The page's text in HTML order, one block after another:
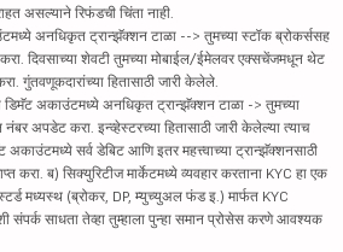
असल्याने रिफंडची चिंता नाही.
अनधिकृत ट्रान्झॅक्शन टाळा --> तुमच्या स्टॉक ब्रोकर्ससह
दिवसाच्या शेवटी तुमच्या मोबाईल/ईमेलवर एक्सचेंजमधून थेट
गुंतवणूकदारांच्या हितासाठी जारी केलेले.
अकाउंटमध्ये अनधिकृत ट्रान्झॅक्शन टाळा -> तुमच्या
नंबर अपडेट करा. इन्व्हेस्टरच्या हितासाठी जारी केलेल्या त्याच
सर्व डेबिट आणि इतर महत्त्वाच्या ट्रान्झॅक्शनसाठी
करा. ब) सिक्युरिटीज मार्केटमध्ये व्यवहार करताना KYC हा एक
मध्यस्थ (ब्रोकर, DP, म्युच्युअल फंड इ.) मार्फत KYC
संपर्क साधता तेव्हा तुम्हाला पुन्हा समान प्रोसेस करणे आवश्यक